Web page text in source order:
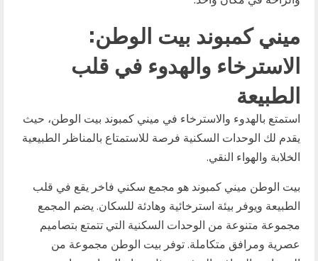
ميني كمبوند بيت الوطن:
الاسترخاء والهدوء في قلب
الطبيعة
استمتع بالهدوء والاسترخاء في ميني كمبوند بيت الوطن، حيث
يقدم لك الوحدات السكنية فرصة للاستمتاع بالمناظر الطبيعية
الخلابة والهواء النقي.
بيت الوطن ميني كمبوند هو مجمع سكني فاخر يقع في قلب
الطبيعة ويوفر بيئة استرخائية وهادئة للسكان. يضم المجمع
مجموعة متنوعة من الوحدات السكنية التي تتمتع بتصاميم
عصرية ومرافق متكاملة. توفر بيت الوطن مجموعة من